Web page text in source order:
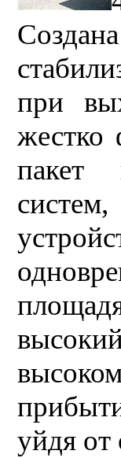
при
жестко
пакет
уйдя от